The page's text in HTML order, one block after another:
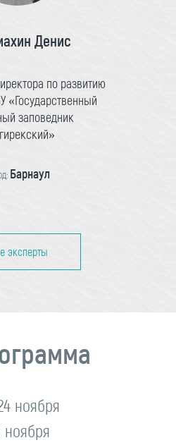
Денис
по развитию
«Государственный
заповедник
Барнаул
эксперты
ноября
ноября